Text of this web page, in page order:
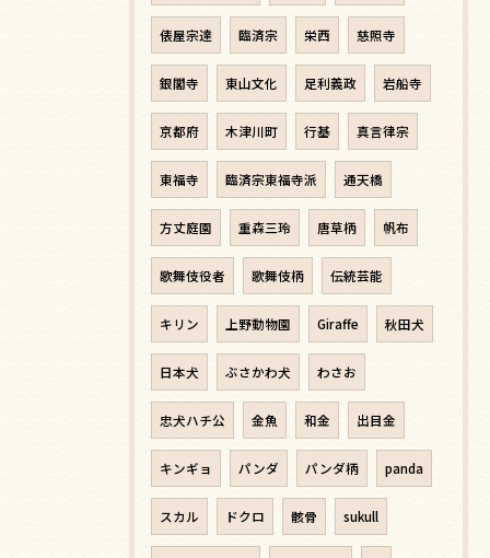
俵屋宗達 臨済宗 栄西 慈照寺
銀閣寺 東山文化 足利義政 岩船寺
京都府 木津川町 行基 真言律宗
東福寺 臨済宗東福寺派 通天橋
方丈庭園 重森三玲 唐草柄 帆布
歌舞伎役者 歌舞伎柄 伝統芸能
キリン 上野動物園 Giraffe 秋田犬
日本犬 ぶさかわ犬 わさお
忠犬ハチ公 金魚 和金 出目金
キンギョ パンダ パンダ柄 panda
スカル ドクロ 骸骨 sukull